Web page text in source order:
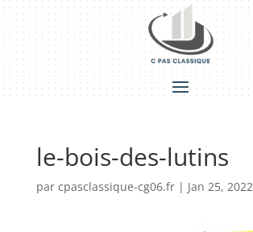
le-bois-des-lutins
par cpasclassique-cg06.fr| Jan 25, 2022